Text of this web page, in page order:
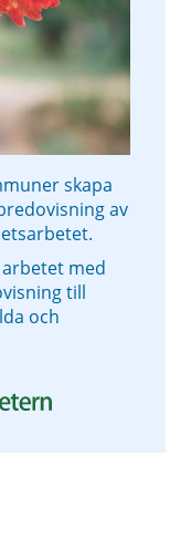
skapa
av
med
till
och